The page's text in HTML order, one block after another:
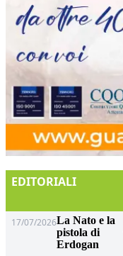
EDITORIALI
17/07/2026La Nato e la
pistola di
Erdogan